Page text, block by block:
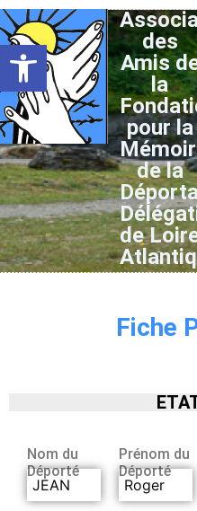
Ouvrir la barre d’outils
des
Amis
la
pour la
de la
de
Fiche
Nom du
Déporté
JEAN
Prénom du
Déporté
Roger